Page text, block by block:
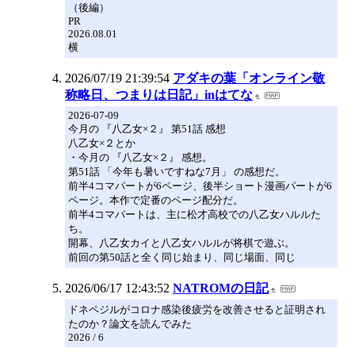
（後編）
PR
2026.08.01
横
2026/07/19 21:39:54 アダキの葉「オンライン敬
称略日、つまりは日記」inはてな
2026-07-09
今月の 『八乙女×２』 第51話 感想
八乙女×２とか
・今月の 『八乙女×２』 感想。
第51話 「今年も暑いですねな7月」 の感想だ。
前半4コマパートが6ページ、後半ショート漫画パートが6
ページ。本作で定番のページ配分だ。
前半4コマパートは、主に松才高校での八乙女ハルルた
ち。
開幕、八乙女カイと八乙女ハルルが将棋で遊ぶ。
前回の第50話と全く同じ始まり、同じ場面、同じ
2026/06/17 12:43:52 NATROMの日記
ドネペジルがコロナ感染後疲労を改善させると証明され
たのか？論文を読んでみた
2026 / 6